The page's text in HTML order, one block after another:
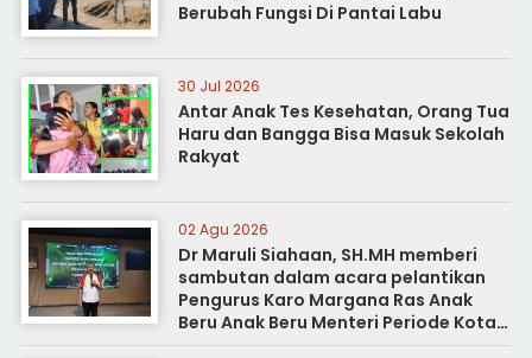
Berubah Fungsi Di Pantai Labu
30 Jul 2026
Antar Anak Tes Kesehatan, Orang Tua
Haru dan Bangga Bisa Masuk Sekolah
Rakyat
02 Agu 2026
Dr Maruli Siahaan, SH.MH memberi
sambutan dalam acara pelantikan
Pengurus Karo Margana Ras Anak
Beru Anak Beru Menteri Periode Kota
Medan